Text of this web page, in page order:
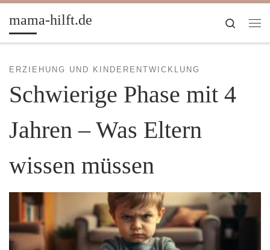
Zum Inhalt springen
mama-hilft.de
Search
ERZIEHUNG UND KINDERENTWICKLUNG
Schwierige Phase mit 4
Jahren – Was Eltern
wissen müssen